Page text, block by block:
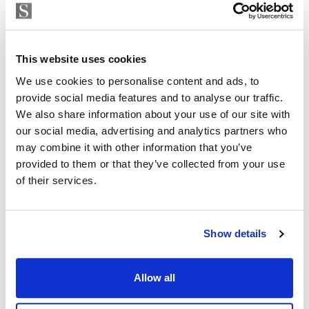
This website uses cookies
We use cookies to personalise content and ads, to
provide social media features and to analyse our traffic.
We also share information about your use of our site with
our social media, advertising and analytics partners who
may combine it with other information that you’ve
provided to them or that they’ve collected from your use
of their services.
Show details
Allow all
Haluatko lisätietoja?
Ota yhteyttä, tai jätä yhteystietosi.
JÄTÄ YHTEYDENOTTOPYYNTÖ
TILAT, MATERIAALIT JA VARUSTELU
TALOYHTIÖ
YRITYKSEN TIEDOT